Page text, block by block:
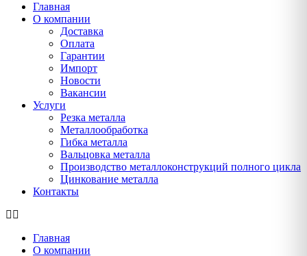
Главная
О компании
Доставка
Оплата
Гарантии
Импорт
Новости
Вакансии
Услуги
Резка металла
Металлообработка
Гибка металла
Вальцовка металла
Производство металлоконструкций полного цикла
Цинкование металла
Контакты
Главная
О компании